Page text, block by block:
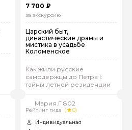
7 700 ₽
за экскурсию
Царский быт,
династические драмы и
мистика в усадьбе
Коломенское
Как жили русские
самодержцы до Петра I:
тайны летней резиденции
Мария.Г 802
Рейтинг гида (
0)
Индивидуальная